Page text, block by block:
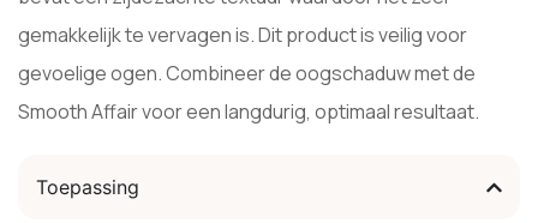
gemakkelijk te vervagen is. Dit product is veilig voor
gevoelige ogen. Combineer de oogschaduw met de
Smooth Affair voor een langdurig, optimaal resultaat.
Toepassing